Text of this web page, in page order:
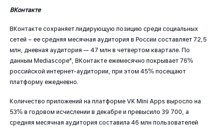
ВКонтакте
ВКонтакте сохраняет лидирующую позицию среди социальных
сетей – ее средняя месячная аудитория в России составляет 72,5
млн, дневная аудитория — 47 млн в четвертом квартале. По
данным Mediascope*, ВКонтакте ежемесячно покрывает 76%
российской интернет-аудитории, при этом 45% посещают
платформу ежедневно.
Количество приложений на платформе VK Mini Apps выросло на
53% в годовом исчислении в декабре и превысило 39 700, а
средняя месячная аудитория составила 46 млн пользователей